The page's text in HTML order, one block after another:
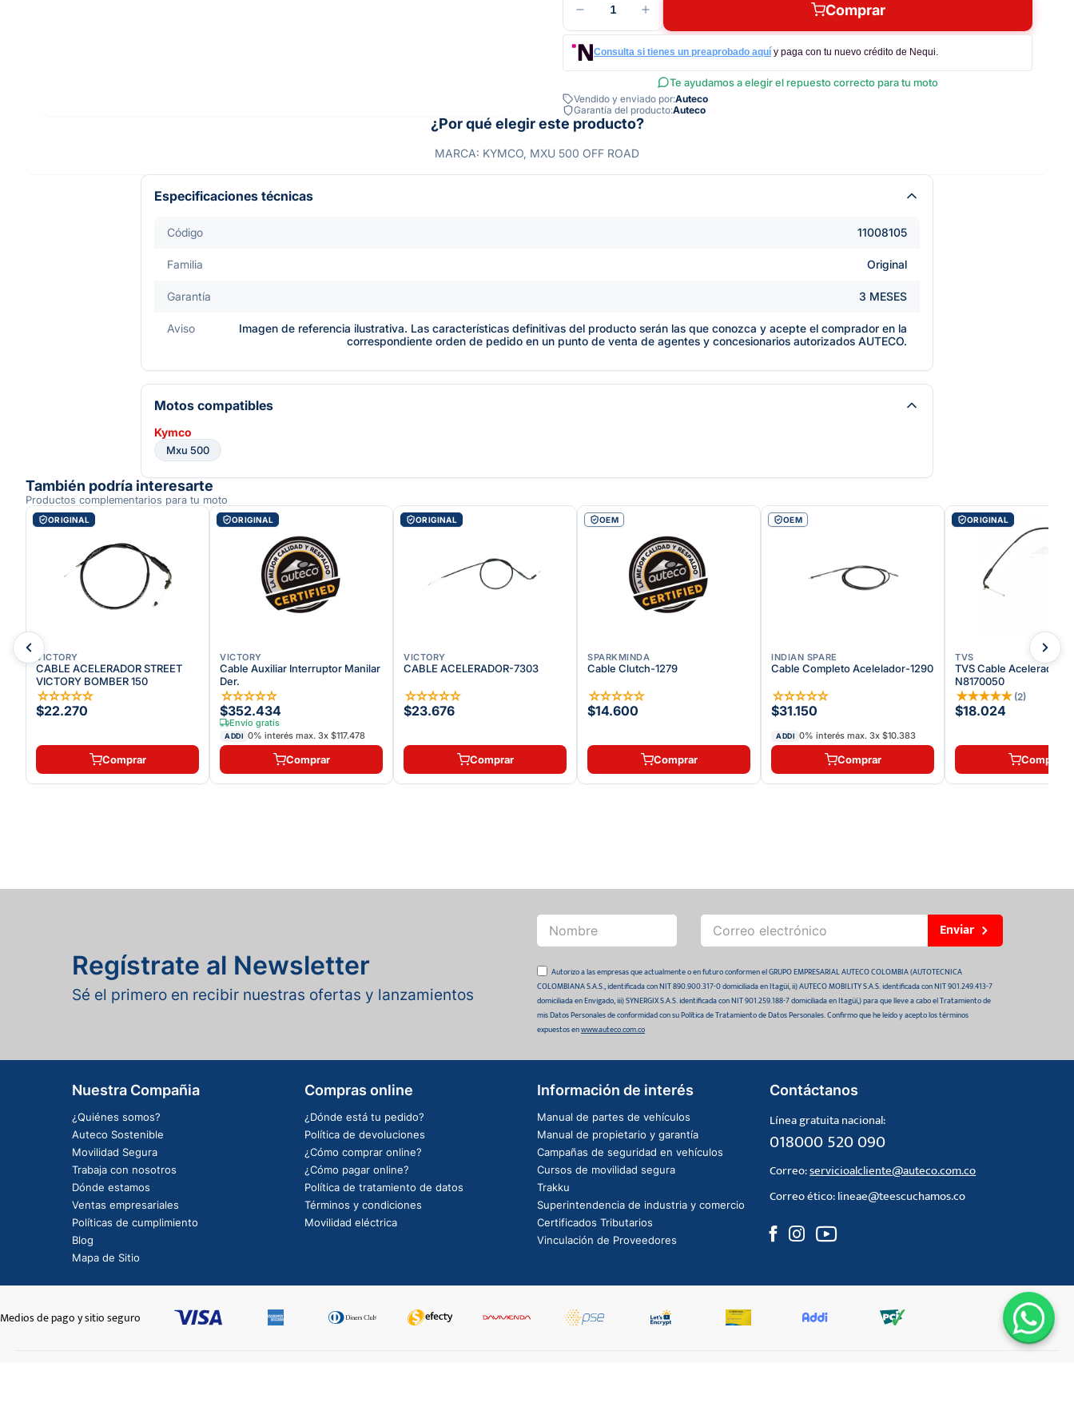
1 Comprar
Consulta si tienes un preaprobado aquí y paga con tu nuevo crédito de Nequi.
Te ayudamos a elegir el repuesto correcto para tu moto
Vendido y enviado por:Auteco
Garantía del producto:Auteco
¿Por qué elegir este producto?
MARCA: KYMCO, MXU 500 OFF ROAD
Especificaciones técnicas
Código 11008105
Familia Original
Garantía 3 MESES
Aviso
Imagen de referencia ilustrativa. Las características definitivas del producto serán las que conozca y acepte el comprador en la
correspondiente orden de pedido en un punto de venta de agentes y concesionarios autorizados AUTECO.
Motos compatibles
Kymco
Mxu 500
También podría interesarte
Productos complementarios para tu moto
ORIGINAL
VICTORY
CABLE ACELERADOR STREET
VICTORY BOMBER 150
☆☆☆☆☆
$22.270
Comprar
ORIGINAL
VICTORY
Cable Auxiliar Interruptor Manilar
Der.
☆☆☆☆☆
$352.434
Envío gratis
ADDI 0% interés max. 3x $117.478
Comprar
ORIGINAL
VICTORY
CABLE ACELERADOR-7303
☆☆☆☆☆
$23.676
Comprar
OEM
SPARKMINDA
Cable Clutch-1279
☆☆☆☆☆
$14.600
Comprar
OEM
INDIAN SPARE
Cable Completo Acelelador-1290
☆☆☆☆☆
$31.150
ADDI 0% interés max. 3x $10.383
Comprar
ORIGINAL
TVS
TVS Cable Acelerador |
N8170050
★★★★★ (2)
$18.024
Comprar
Regístrate al Newsletter
Sé el primero en recibir nuestras ofertas y lanzamientos
Enviar
Autorizo a las empresas que actualmente o en futuro conformen el GRUPO EMPRESARIAL AUTECO COLOMBIA (AUTOTECNICA
COLOMBIANA S.A.S., identificada con NIT 890.900.317-0 domiciliada en Itagüí, ii) AUTECO MOBILITY S.A.S. identificada con NIT 901.249.413-7
domiciliada en Envigado, iii) SYNERGIX S.A.S. identificada con NIT 901.259.188-7 domiciliada en Itagüí,) para que lleve a cabo el Tratamiento de
mis Datos Personales de conformidad con su Política de Tratamiento de Datos Personales. Confirmo que he leído y acepto los términos
expuestos enwww.auteco.com.co
Nuestra Compañia
¿Quiénes somos?
Auteco Sostenible
Movilidad Segura
Trabaja con nosotros
Dónde estamos
Ventas empresariales
Políticas de cumplimiento
Blog
Mapa de Sitio
Compras online
¿Dónde está tu pedido?
Política de devoluciones
¿Cómo comprar online?
¿Cómo pagar online?
Política de tratamiento de datos
Términos y condiciones
Movilidad eléctrica
Información de interés
Manual de partes de vehículos
Manual de propietario y garantía
Campañas de seguridad en vehículos
Cursos de movilidad segura
Trakku
Superintendencia de industria y comercio
Certificados Tributarios
Vinculación de Proveedores
Contáctanos
Línea gratuita nacional:
018000 520 090
Correo:servicioalcliente@auteco.com.co
Correo ético:lineae@teescuchamos.co
Medios de pago y sitio seguro